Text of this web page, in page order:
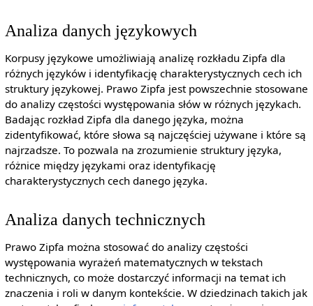
Analiza danych językowych
Korpusy językowe umożliwiają analizę rozkładu Zipfa dla
różnych języków i identyfikację charakterystycznych cech ich
struktury językowej. Prawo Zipfa jest powszechnie stosowane
do analizy częstości występowania słów w różnych językach.
Badając rozkład Zipfa dla danego języka, można
zidentyfikować, które słowa są najczęściej używane i które są
najrzadsze. To pozwala na zrozumienie struktury języka,
różnice między językami oraz identyfikację
charakterystycznych cech danego języka.
Analiza danych technicznych
Prawo Zipfa można stosować do analizy częstości
występowania wyrażeń matematycznych w tekstach
technicznych, co może dostarczyć informacji na temat ich
znaczenia i roli w danym kontekście. W dziedzinach takich jak